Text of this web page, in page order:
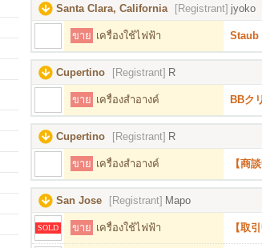
Santa Clara, California [Registrant] jyoko
ขาย เครื่องใช้ไฟฟ้า Staub
Cupertino [Registrant] R
ขาย เครื่องสำอางค์ BBク
Cupertino [Registrant] R
ขาย เครื่องสำอางค์ 【商
San Jose [Registrant] Mapo
SOLD ขาย เครื่องใช้ไฟฟ้า 【取